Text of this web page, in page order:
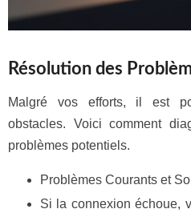
Résolution des
Malgré vos efforts, il est
obstacles. Voici comment
problèmes potentiels.
Problèmes Courants et
Si la connexion échoue,